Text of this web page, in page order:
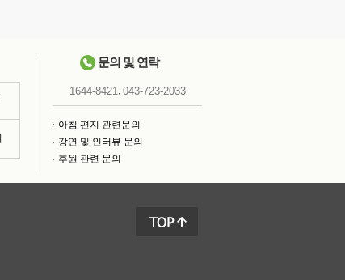
문의 및 연락
1644-8421, 043-723-2033
아침 편지 관련문의
강연 및 인터뷰 문의
후원 관련 문의